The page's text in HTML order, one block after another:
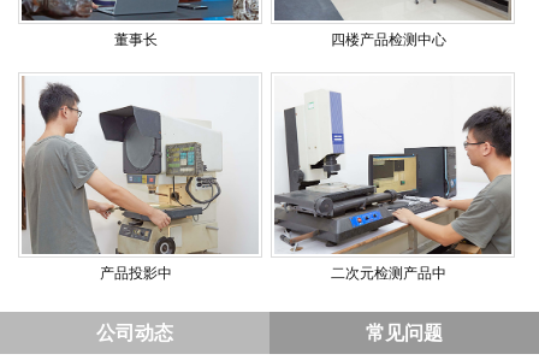
董事长 四楼产品检测中心
产品投影中 二次元检测产品中
公司动态 常见问题